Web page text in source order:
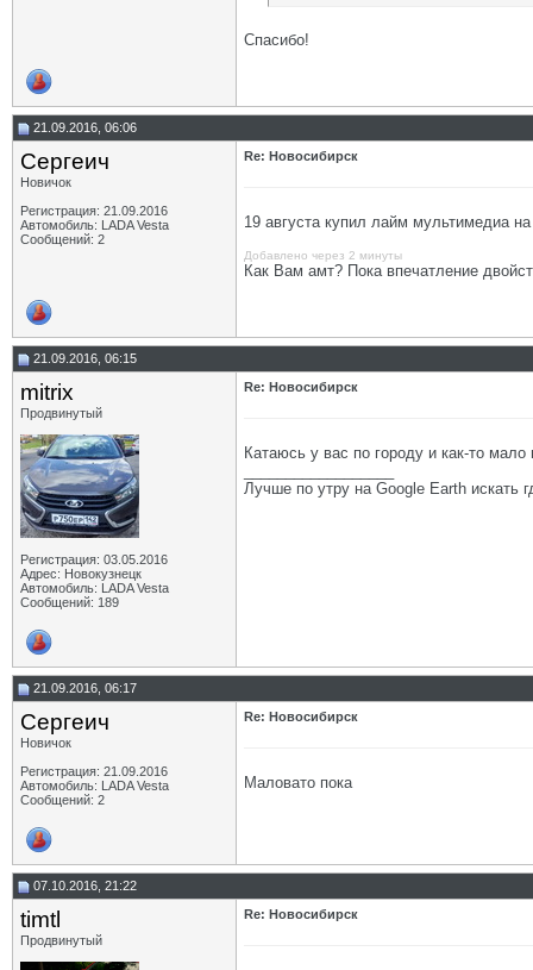
Спасибо!
21.09.2016, 06:06
Сергеич
Новичок
Регистрация: 21.09.2016
Автомобиль: LADA Vesta
Сообщений: 2
Re: Новосибирск
19 августа купил лайм мультимедиа
Добавлено через 2 минуты
Как Вам амт? Пока впечатление
21.09.2016, 06:15
mitrix
Продвинутый
Регистрация: 03.05.2016
Адрес: Новокузнецк
Автомобиль: LADA Vesta
Сообщений: 189
Re: Новосибирск
Катаюсь у вас по городу и как-то
Лучше по утру на Google Earth искать
21.09.2016, 06:17
Сергеич
Новичок
Регистрация: 21.09.2016
Автомобиль: LADA Vesta
Сообщений: 2
Re: Новосибирск
Маловато пока
07.10.2016, 21:22
timtl
Продвинутый
Re: Новосибирск